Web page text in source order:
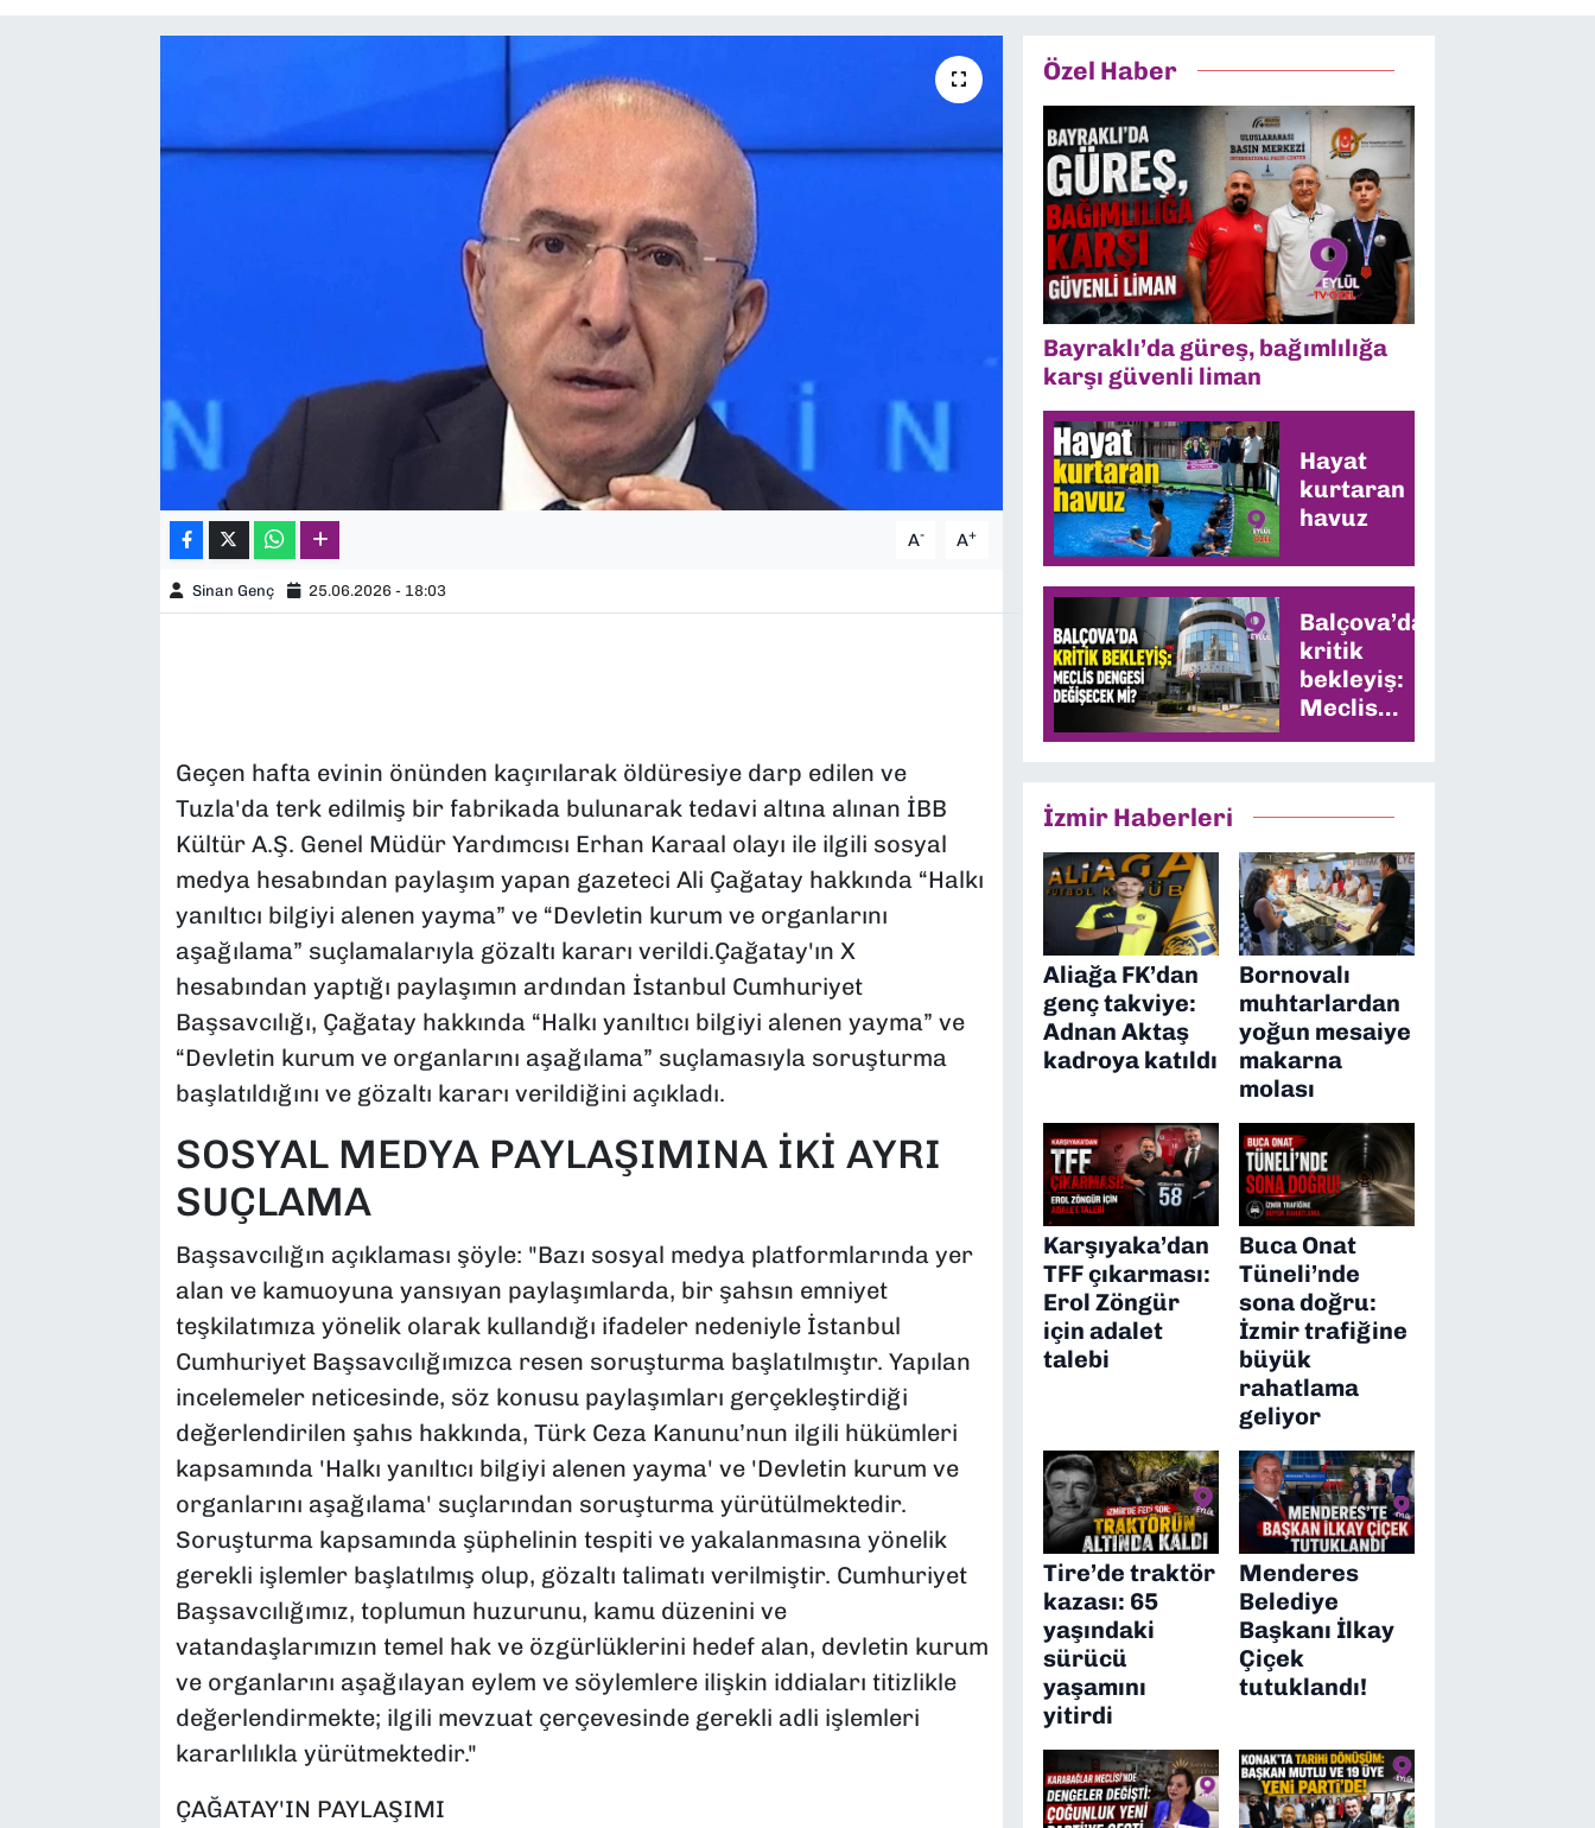
A- A+
Sinan Genç 25.06.2026 - 18:03
Geçen hafta evinin önünden kaçırılarak öldüresiye darp edilen ve
Tuzla'da terk edilmiş bir fabrikada bulunarak tedavi altına alınan İBB
Kültür A.Ş. Genel Müdür Yardımcısı Erhan Karaal olayı ile ilgili sosyal
medya hesabından paylaşım yapan gazeteci Ali Çağatay hakkında “Halkı
yanıltıcı bilgiyi alenen yayma” ve “Devletin kurum ve organlarını
aşağılama” suçlamalarıyla gözaltı kararı verildi.Çağatay'ın X
hesabından yaptığı paylaşımın ardından İstanbul Cumhuriyet
Başsavcılığı, Çağatay hakkında “Halkı yanıltıcı bilgiyi alenen yayma” ve
“Devletin kurum ve organlarını aşağılama” suçlamasıyla soruşturma
başlatıldığını ve gözaltı kararı verildiğini açıkladı.
SOSYAL MEDYA PAYLAŞIMINA İKİ AYRI
SUÇLAMA
Başsavcılığın açıklaması şöyle: "Bazı sosyal medya platformlarında yer
alan ve kamuoyuna yansıyan paylaşımlarda, bir şahsın emniyet
teşkilatımıza yönelik olarak kullandığı ifadeler nedeniyle İstanbul
Cumhuriyet Başsavcılığımızca resen soruşturma başlatılmıştır. Yapılan
incelemeler neticesinde, söz konusu paylaşımları gerçekleştirdiği
değerlendirilen şahıs hakkında, Türk Ceza Kanunu’nun ilgili hükümleri
kapsamında 'Halkı yanıltıcı bilgiyi alenen yayma' ve 'Devletin kurum ve
organlarını aşağılama' suçlarından soruşturma yürütülmektedir.
Soruşturma kapsamında şüphelinin tespiti ve yakalanmasına yönelik
gerekli işlemler başlatılmış olup, gözaltı talimatı verilmiştir. Cumhuriyet
Başsavcılığımız, toplumun huzurunu, kamu düzenini ve
vatandaşlarımızın temel hak ve özgürlüklerini hedef alan, devletin kurum
ve organlarını aşağılayan eylem ve söylemlere ilişkin iddiaları titizlikle
değerlendirmekte; ilgili mevzuat çerçevesinde gerekli adli işlemleri
kararlılıkla yürütmektedir."
ÇAĞATAY'IN PAYLAŞIMI
Özel Haber
Bayraklı’da güreş, bağımlılığa
karşı güvenli liman
Hayat
kurtaran
havuz
Balçova’da
kritik
bekleyiş:
Meclis
dengesi
İzmir Haberleri
Aliağa FK’dan
genç takviye:
Adnan Aktaş
kadroya katıldı
Bornovalı
muhtarlardan
yoğun mesaiye
makarna
molası
Karşıyaka’dan
TFF çıkarması:
Erol Zöngür
için adalet
talebi
Buca Onat
Tüneli’nde
sona doğru:
İzmir trafiğine
büyük
rahatlama
geliyor
Tire’de traktör
kazası: 65
yaşındaki
sürücü
yaşamını
yitirdi
Menderes
Belediye
Başkanı İlkay
Çiçek
tutuklandı!
TEKNOLOJİ